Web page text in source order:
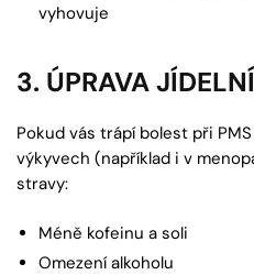
vyhovuje
3. ÚPRAVA
Pokud vás trápí bolest při
výkyvech (například i v
stravy:
Méně kofeinu a soli
Omezení alkoholu